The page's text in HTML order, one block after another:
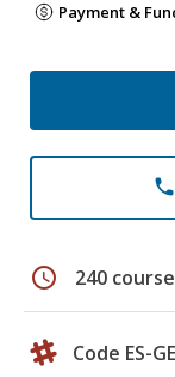
Payment &
phone
schedule 240
Code ES-